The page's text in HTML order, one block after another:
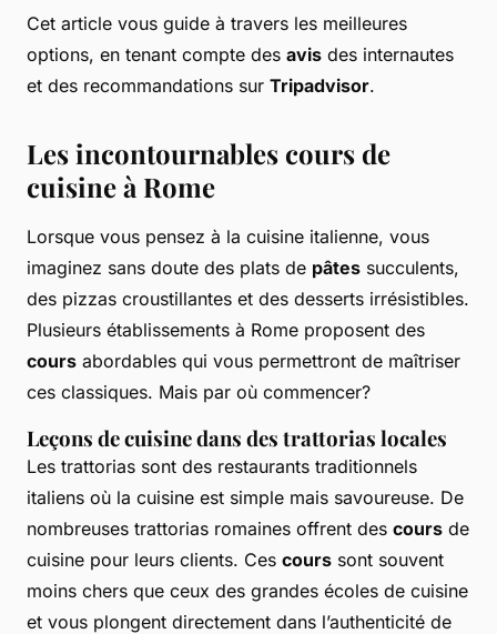
Cet article vous guide à travers les meilleures
options, en tenant compte des avis des internautes
et des recommandations sur Tripadvisor.
Les incontournables cours de
cuisine à Rome
Lorsque vous pensez à la cuisine italienne, vous
imaginez sans doute des plats de pâtes succulents,
des pizzas croustillantes et des desserts irrésistibles.
Plusieurs établissements à Rome proposent des
cours abordables qui vous permettront de maîtriser
ces classiques. Mais par où commencer?
Leçons de cuisine dans des trattorias locales
Les trattorias sont des restaurants traditionnels
italiens où la cuisine est simple mais savoureuse. De
nombreuses trattorias romaines offrent des cours de
cuisine pour leurs clients. Ces cours sont souvent
moins chers que ceux des grandes écoles de cuisine
et vous plongent directement dans l’authenticité de